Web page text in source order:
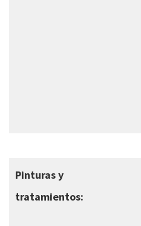
Pinturas y
tratamientos: